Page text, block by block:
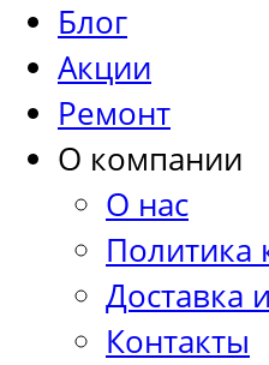
Блог
Акции
Ремонт
О компании
О нас
Политика
Доставка
Контакты